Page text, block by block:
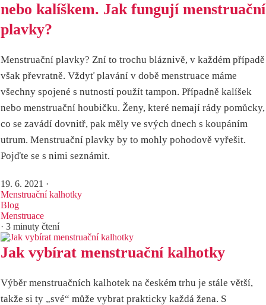
nebo kalíškem. Jak fungují menstruační
plavky?
Menstruační plavky? Zní to trochu bláznivě, v každém případě
však převratně. Vždyť plavání v době menstruace máme
všechny spojené s nutností použít tampon. Případně kalíšek
nebo menstruační houbičku. Ženy, které nemají rády pomůcky,
co se zavádí dovnitř, pak měly ve svých dnech s koupáním
utrum. Menstruační plavky by to mohly pohodově vyřešit.
Pojďte se s nimi seznámit.
19. 6. 2021 ·
Menstruační kalhotky
Blog
Menstruace
· 3 minuty čtení
Jak vybírat menstruační kalhotky
Výběr menstruačních kalhotek na českém trhu je stále větší,
takže si ty „své“ může vybrat prakticky každá žena. S